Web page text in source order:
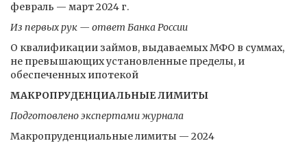
февраль — март 2024 г.
Из первых рук — ответ Банка России
О квалификации займов, выдаваемых МФО в суммах,
не превышающих установленные пределы, и
обеспеченных ипотекой
МАКРОПРУДЕНЦИАЛЬНЫЕ ЛИМИТЫ
Подготовлено экспертами журнала
Макропруденциальные лимиты — 2024